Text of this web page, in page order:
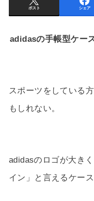
ポスト シェア
adidasの手帳型ケー
スポーツをしている
もしれない。
adidasのロゴが大き
イン」と言えるケー